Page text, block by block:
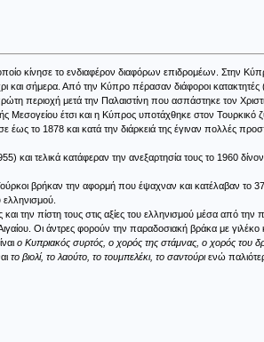
κίνησε το ενδιαφέρον διαφόρων επιδρομέων. Στην
και σήμερα. Από την Κύπρο πέρασαν διάφοροι
περιοχή μετά την Παλαιστίνη που ασπάστηκε τον
έτσι και η Κύπρος υποτάχθηκε στον
έως το 1878 και κατά την διάρκειά της έγιναν πολλές
τελικά κατάφεραν την ανεξαρτησία τους το 1960
βρήκαν την αφορμή που έψαχναν και κατέλαβαν το
ελληνισμού.
την πίστη τους στις αξίες του ελληνισμού μέσα από
Οι άντρες φορούν την παραδοσιακή βράκα με
ο Κυπριακός συρτός, ο χορός της στάμνας, ο χορός του
το βιολί, το λαούτο, το τουμπελέκι, το σαντούριενώ